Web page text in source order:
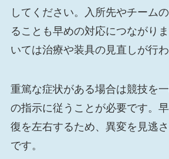
してください。入所先やチーム
ることも早めの対応につながり
いては治療や装具の見直しが行わ
重篤な症状がある場合は競技を
の指示に従うことが必要です。
復を左右するため、異変を見逃
です。